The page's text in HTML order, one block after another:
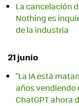
La cancelación
Nothing es
de la industria
21 junio
"La IA está
años
ChatGPT ahora